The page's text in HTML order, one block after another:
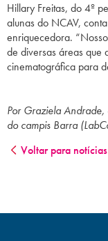
Hillary Freitas, do 4º
alunas do NCAV,
enriquecedora.
de diversas áreas que
cinematográfica para
Por Graziela
do campis Barra
Voltar para notícias